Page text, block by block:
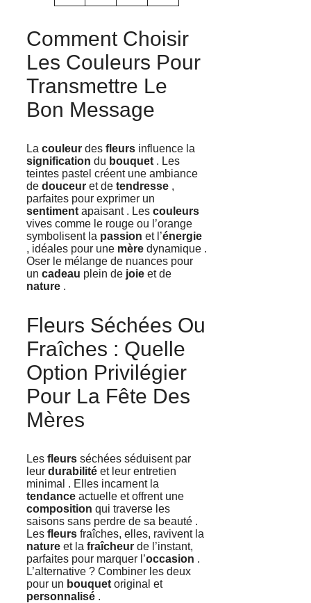
Comment Choisir
Les Couleurs Pour
Transmettre Le
Bon Message
La couleur des fleurs influence la
signification du bouquet . Les
teintes pastel créent une ambiance
de douceur et de tendresse ,
parfaites pour exprimer un
sentiment apaisant . Les couleurs
vives comme le rouge ou l’orange
symbolisent la passion et l’énergie
, idéales pour une mère dynamique .
Oser le mélange de nuances pour
un cadeau plein de joie et de
nature .
Fleurs Séchées Ou
Fraîches : Quelle
Option Privilégier
Pour La Fête Des
Mères
Les fleurs séchées séduisent par
leur durabilité et leur entretien
minimal . Elles incarnent la
tendance actuelle et offrent une
composition qui traverse les
saisons sans perdre de sa beauté .
Les fleurs fraîches, elles, ravivent la
nature et la fraîcheur de l’instant,
parfaites pour marquer l’occasion .
L’alternative ? Combiner les deux
pour un bouquet original et
personnalisé .